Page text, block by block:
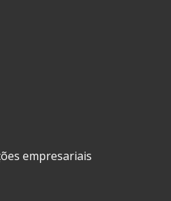
empresariais